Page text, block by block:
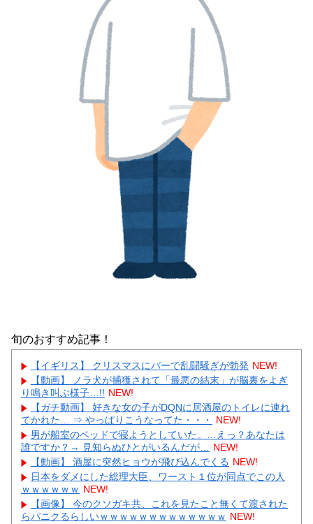
旬のおすすめ記事！
【イギリス】 クリスマスにバーで乱闘騒ぎが勃発 NEW!
【動画】 ノラ犬が捕獲されて「最悪の結末」が脳裏をよぎ
り鳴き叫ぶ様子…!! NEW!
【ガチ動画】 好きな女の子がDQNに居酒屋のトイレに連れ
てかれた… ⇒ やっぱりこうなってた・・・
NEW!
男が船室のベッドで寝ようとしていた。…えっ？あなたは
誰ですか？→ 見知らぬひとがいるんだが…
NEW!
【動画】 酒屋に突然ヒョウが飛び込んでくる NEW!
日本をダメにした総理大臣、ワースト１位が同点でこの人
ｗｗｗｗｗｗ NEW!
【画像】 今のクソガキ共、これを見たこと無くて渡された
らパニクるらしいｗｗｗｗｗｗｗｗｗｗｗｗｗ NEW!